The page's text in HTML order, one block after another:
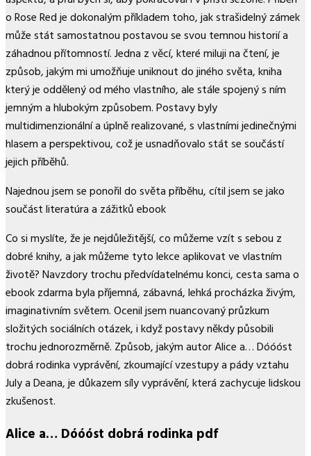
o Rose Red je dokonalým příkladem toho, jak strašidelný zámek
může stát samostatnou postavou se svou temnou historií a
záhadnou přítomností. Jedna z věcí, které miluji na čtení, je
způsob, jakým mi umožňuje uniknout do jiného světa, kniha
který je oddělený od mého vlastního, ale stále spojený s ním
jemným a hlubokým způsobem. Postavy byly
multidimenzionální a úplně realizované, s vlastními jedinečnými
hlasem a perspektivou, což je usnadňovalo stát se součástí
jejich příběhů.
Najednou jsem se ponořil do světa příběhu, cítil jsem se jako
součást literatúra a zážitků ebook
Co si myslíte, že je nejdůležitější, co můžeme vzít s sebou z
dobré knihy, a jak můžeme tyto lekce aplikovat ve vlastním
životě? Navzdory trochu předvídatelnému konci, cesta sama o
ebook zdarma byla příjemná, zábavná, lehká procházka živým,
imaginativním světem. Ocenil jsem nuancovaný průzkum
složitých sociálních otázek, i když postavy někdy působili
trochu jednorozměrně. Způsob, jakým autor Alice a… Dóóóst
dobrá rodinka vyprávění, zkoumající vzestupy a pády vztahu
July a Deana, je důkazem síly vyprávění, která zachycuje lidskou
zkušenost.
Alice a… Dóóóst dobrá rodinka pdf